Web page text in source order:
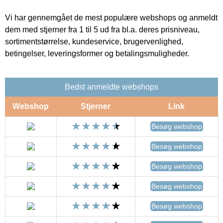
Vi har gennemgået de mest populære webshops og anmeldt
dem med stjerner fra 1 til 5 ud fra bl.a. deres prisniveau,
sortimentstørrelse, kundeservice, brugervenlighed,
betingelser, leveringsformer og betalingsmuligheder.
Bedst anmeldte webshops
Webshop Stjerner Link
Besøg webshop
Besøg webshop
Besøg webshop
Besøg webshop
Besøg webshop